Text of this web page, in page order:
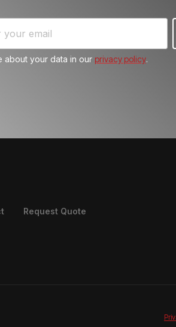
about your data in our privacy policy.
Request Quote